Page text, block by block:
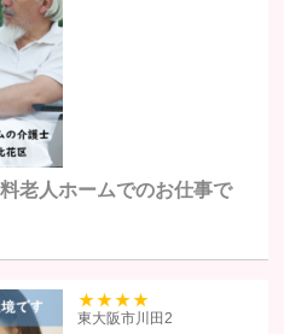
動履歴等に基づく広告・コンテン
提供
の開発・マーケティング活動
い合わせの確認・回答
の同意を得ずに個人情報を第三者に
容を特定したうえで、ユーザーの同
老人ホームでのお仕事で
39
東大阪市川田2